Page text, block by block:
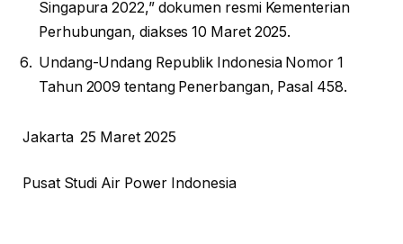
Singapura 2022,” dokumen resmi Kementerian
Perhubungan, diakses 10 Maret 2025.
Undang-Undang Republik Indonesia Nomor 1
Tahun 2009 tentang Penerbangan, Pasal 458.
Jakarta 25 Maret 2025
Pusat Studi Air Power Indonesia